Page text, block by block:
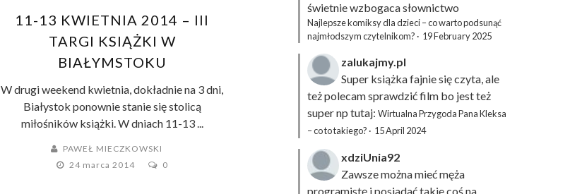
11-13 KWIETNIA 2014 – III
TARGI KSIĄŻKI W
BIAŁYMSTOKU
W drugi weekend kwietnia, dokładnie na 3 dni,
Białystok ponownie stanie się stolicą
miłośników książki. W dniach 11-13 ...
PAWEŁ MIECZKOWSKI
24 marca 2014
0
świetnie wzbogaca słownictwo
Najlepsze komiksy dla dzieci – co warto podsunąć
najmłodszym czytelnikom? · 19 February 2025
zalukajmy.pl
Super książka fajnie się czyta, ale
też polecam sprawdzić film bo jest też
super np tutaj: Wirtualna Przygoda Pana Kleksa
– co to takiego? · 15 April 2024
xdziUnia92
Zawsze można mieć męża
programistę i posiadać takie coś na